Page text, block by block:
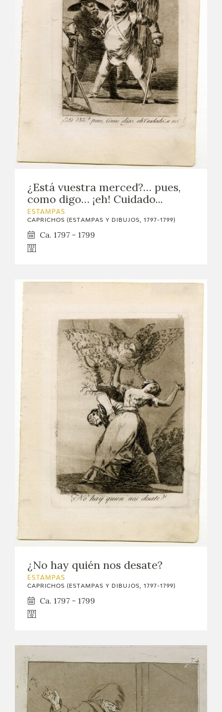
¿Está vuestra merced?… pues,
como digo… ¡eh! Cuidado...
ESTAMPAS
CAPRICHOS (ESTAMPAS Y DIBUJOS, 1797-1799)
Ca. 1797 - 1799
¿No hay quién nos desate?
ESTAMPAS
CAPRICHOS (ESTAMPAS Y DIBUJOS, 1797-1799)
Ca. 1797 - 1799